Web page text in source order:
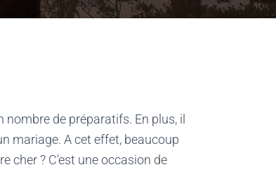
de préparatifs. En plus, il
mariage. A cet effet, beaucoup
cher ? C’est une occasion de